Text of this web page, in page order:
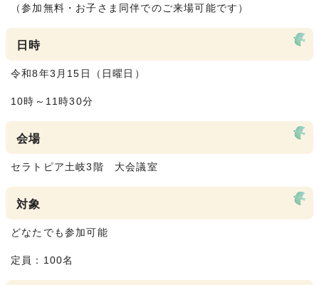
（参加無料・お子さま同伴でのご来場可能です）
日時
令和8年3月15日（日曜日）
10時～11時30分
会場
セラトピア土岐3階 大会議室
対象
どなたでも参加可能
定員：100名